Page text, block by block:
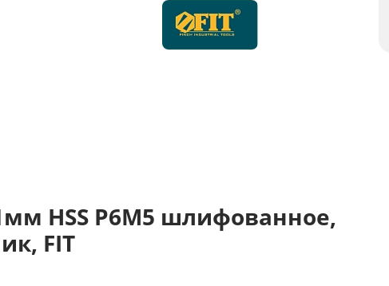
HSS Р6М5 шлифованное,
FIT